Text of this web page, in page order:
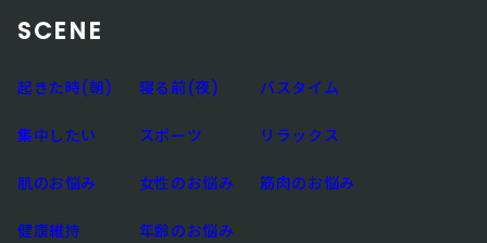
SCENE
起きた時(朝) 寝る前(夜) バスタイム
集中したい スポーツ リラックス
肌のお悩み 女性のお悩み 筋肉のお悩み
健康維持 年齢のお悩み